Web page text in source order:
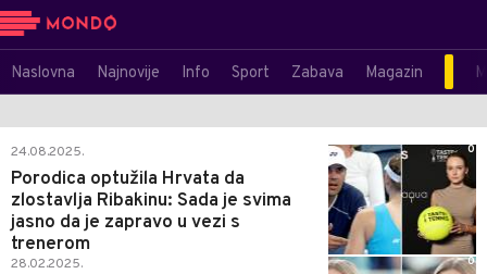
Naslovna Najnovije Info Sport Zabava Magazin
24.08.2025.
Porodica optužila Hrvata da
zlostavlja Ribakinu: Sada je svima
jasno da je zapravo u vezi s
trenerom
0
28.02.2025. 0